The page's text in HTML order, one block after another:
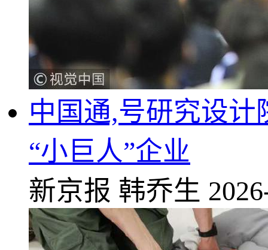
中国通,号研究设
“小巨人”企业
新京报 韩乔生